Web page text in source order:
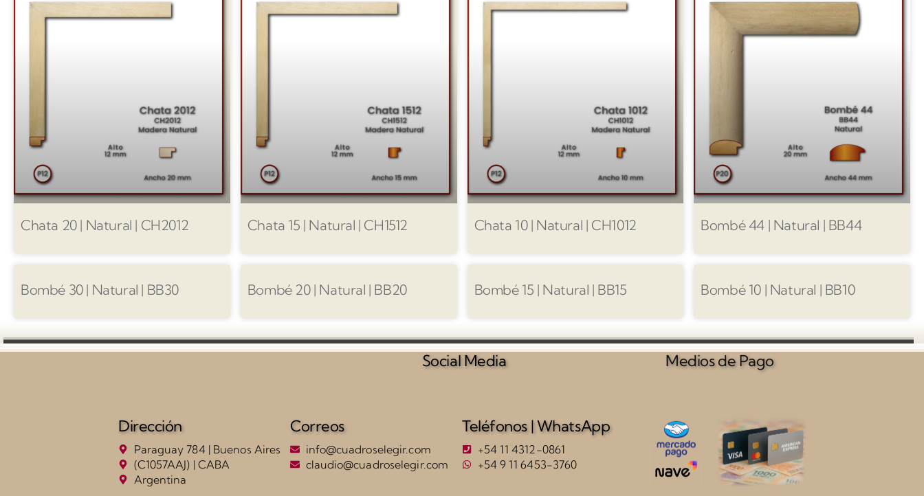
Chata 20 | Natural | CH2012 Chata 15 | Natural | CH1512 Chata 10 | Natural | CH1012 Bombé 44 | Natural | BB44
Bombé 30 | Natural | BB30 Bombé 20 | Natural | BB20 Bombé 15 | Natural | BB15 Bombé 10 | Natural | BB10
Social Media Medios de Pago
Dirección
Paraguay 784 | Buenos Aires
(C1057AAJ) | CABA
Argentina
Correos
info@cuadroselegir.com
claudio@cuadroselegir.com
Teléfonos | WhatsApp
+54 11 4312-0861
+54 9 11 6453-3760